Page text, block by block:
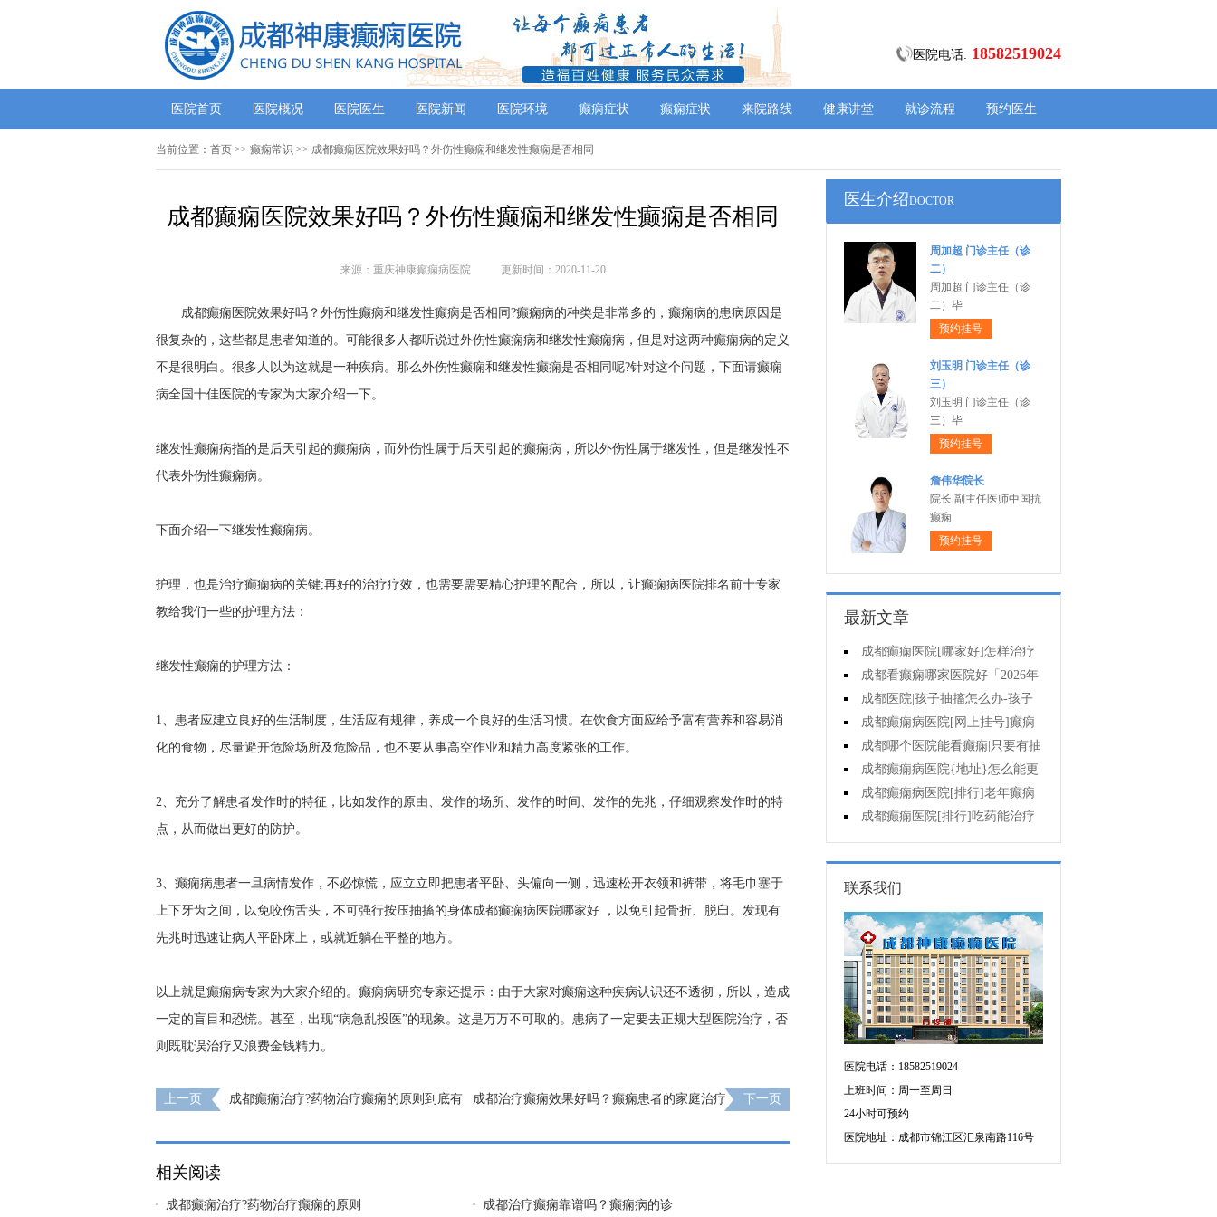
医院电话: 18582519024
医院首页 医院概况 医院医生 医院新闻 医院环境 癫痫症状 癫痫症状 来院路线 健康讲堂 就诊流程 预约医生
当前位置： 首页 >> 癫痫常识 >> 成都癫痫医院效果好吗？外伤性癫痫和继发性癫痫是否相同
成都癫痫医院效果好吗？外伤性癫痫和继发性癫痫是否相同
来源：重庆神康癫痫病医院 更新时间：2020-11-20
成都癫痫医院效果好吗？外伤性癫痫和继发性癫痫是否相同?癫痫病的种类是非常多的，癫痫病的患病原因是
很复杂的，这些都是患者知道的。可能很多人都听说过外伤性癫痫病和继发性癫痫病，但是对这两种癫痫病的定义
不是很明白。很多人以为这就是一种疾病。那么外伤性癫痫和继发性癫痫是否相同呢?针对这个问题，下面请癫痫
病全国十佳医院的专家为大家介绍一下。
继发性癫痫病指的是后天引起的癫痫病，而外伤性属于后天引起的癫痫病，所以外伤性属于继发性，但是继发性不
代表外伤性癫痫病。
下面介绍一下继发性癫痫病。
护理，也是治疗癫痫病的关键;再好的治疗疗效，也需要需要精心护理的配合，所以，让癫痫病医院排名前十专家
教给我们一些的护理方法：
继发性癫痫的护理方法：
1、患者应建立良好的生活制度，生活应有规律，养成一个良好的生活习惯。在饮食方面应给予富有营养和容易消
化的食物，尽量避开危险场所及危险品，也不要从事高空作业和精力高度紧张的工作。
2、充分了解患者发作时的特征，比如发作的原由、发作的场所、发作的时间、发作的先兆，仔细观察发作时的特
点，从而做出更好的防护。
3、癫痫病患者一旦病情发作，不必惊慌，应立立即把患者平卧、头偏向一侧，迅速松开衣领和裤带，将毛巾塞于
上下牙齿之间，以免咬伤舌头，不可强行按压抽搐的身体成都癫痫病医院哪家好 ，以免引起骨折、脱臼。发现有
先兆时迅速让病人平卧床上，或就近躺在平整的地方。
以上就是癫痫病专家为大家介绍的。癫痫病研究专家还提示：由于大家对癫痫这种疾病认识还不透彻，所以，造成
一定的盲目和恐慌。甚至，出现“病急乱投医”的现象。这是万万不可取的。患病了一定要去正规大型医院治疗，否
则既耽误治疗又浪费金钱精力。
上一页
成都癫痫治疗?药物治疗癫痫的原则到底有
成都治疗癫痫效果好吗？癫痫患者的家庭治疗 下一页
相关阅读
成都癫痫治疗?药物治疗癫痫的原则 成都治疗癫痫靠谱吗？癫痫病的诊
医生介绍DOCTOR
周加超 门诊主任（诊
二）
周加超 门诊主任（诊
二）毕
预约挂号
刘玉明 门诊主任（诊
三）
刘玉明 门诊主任（诊
三）毕
预约挂号
詹伟华院长
院长 副主任医师中国抗
癫痫
预约挂号
最新文章
成都癫痫医院[哪家好]怎样治疗
癫痫可以好?
成都看癫痫哪家医院好「2026年
度公布」癫痫病人的饮食禁忌
成都医院|孩子抽搐怎么办-孩子
得癫痫后能出门吗?
成都癫痫病医院[网上挂号]癫痫
对孩子的伤害有什么?
成都哪个医院能看癫痫|只要有抽
搐就是癫痫病吗?
成都癫痫病医院{地址}怎么能更
有效治癫痫?
成都癫痫病医院[排行]老年癫痫
增多的原因是什么?
成都癫痫医院[排行]吃药能治疗
好癫痫吗?
联系我们
医院电话：18582519024
上班时间：周一至周日
24小时可预约
医院地址：成都市锦江区汇泉南路116号